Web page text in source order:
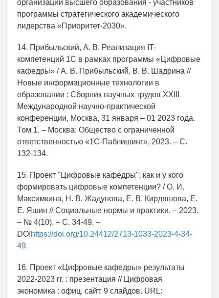
организаций высшего образования - участников
программы стратегического академического
лидерства «Приоритет-2030».
14. Прибыльский, А. В. Реализация IT-
компетенций 1С в рамках программы «Цифровые
кафедры» / А. В. Прибыльский, В. В. Шадрина //
Новые информационные технологии в
образовании : Сборник научных трудов XXIII
Международной научно-практической
конференции, Москва, 31 января – 01 2023 года.
Том 1. – Москва: Общество с ограниченной
ответственностью «1С-Паблишинг», 2023. – С.
132-134.
15. Проект "Цифровые кафедры": как и у кого
формировать цифровые компетенции? / О. И.
Максимкина, Н. В. Жадунова, Е. В. Кирдяшова, Е.
Е. Яшин // Социальные нормы и практики. – 2023.
– № 4(10). – С. 34-49. –
DOI https://doi.org/10.24412/2713-1033-2023-4-34-
49.
16. Проект «Цифровые кафедры» результаты
2022-2023 гг. : презентация // Цифровая
экономика : офиц. сайт. 9 слайдов. URL: